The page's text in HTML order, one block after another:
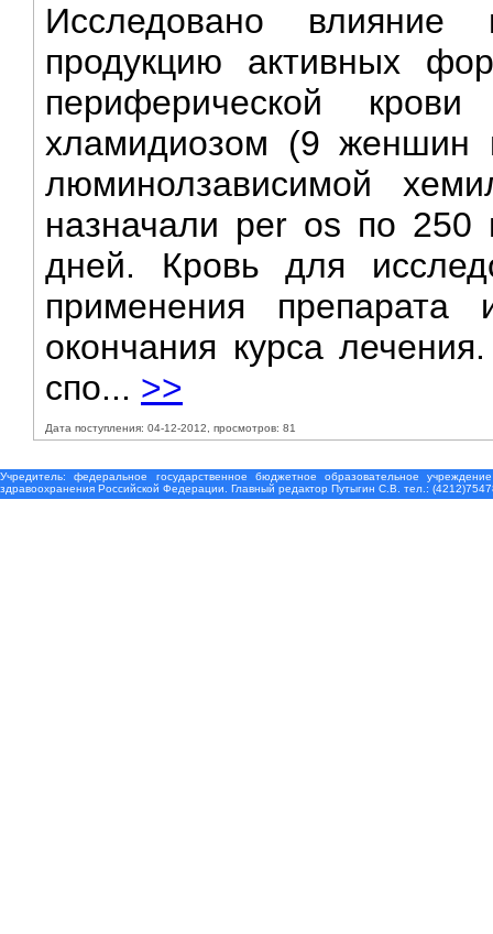
Исследовано
продукцию активных
периферической
хламидиозом (9 женшин
люминолзависимой
назначали per os по 250
дней. Кровь для
применения
окончания курса
спо... >>
Дата поступления: 04-12-2012, просмотров: 81
Учредитель: федеральное государственное бюджетное образовательное
здравоохранения Российской Федерации. Главный редактор Путыгин С.В. тел.: